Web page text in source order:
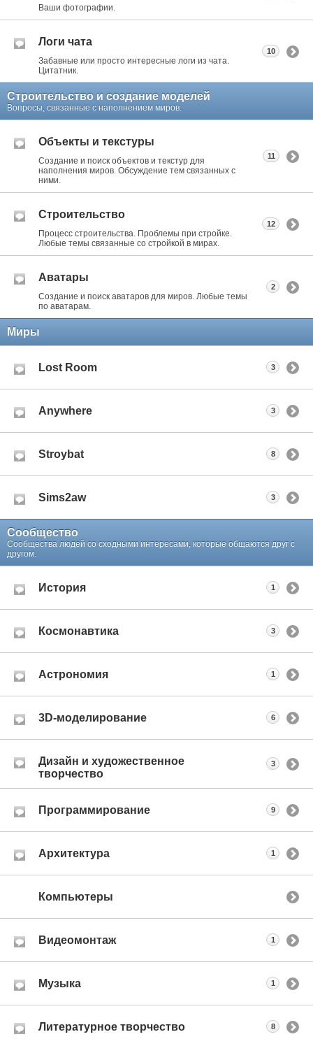
Ваши фотографии.
Логи чата
Забавные или просто интересные логи из чата.
Цитатник.
10
Строительство и создание моделей
Вопросы, связанные с наполнением миров.
Объекты и текстуры
Создание и поиск объектов и текстур для
наполнения миров. Обсуждение тем связанных с
ними.
11
Строительство
Процесс строительства. Проблемы при стройке.
Любые темы связанные со стройкой в мирах.
12
Аватары
Создание и поиск аватаров для миров. Любые темы
по аватарам.
2
Миры
Lost Room 3
Anywhere 3
Stroybat 8
Sims2aw 3
Сообщество
Сообщества людей со сходными интересами, которые общаются друг с
другом.
История 1
Космонавтика 3
Астрономия 1
3D-моделирование 6
Дизайн и художественное
творчество
3
Программирование 9
Архитектура 1
Компьютеры
Видеомонтаж 1
Музыка 1
Литературное творчество 8